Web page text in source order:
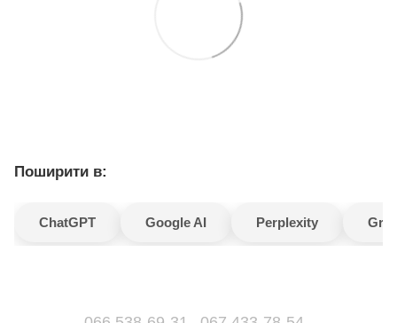
Поширити в:
ChatGPT Google AI Perplexity